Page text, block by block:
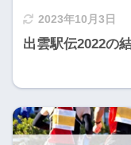
2023年10月3日
出雲駅伝2022の